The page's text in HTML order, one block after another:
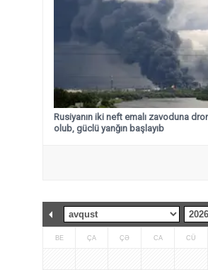
Rusiyanın iki neft emalı zavoduna
olub, güclü yanğın başlayıb
BE ÇA ÇƏ CA CÜ